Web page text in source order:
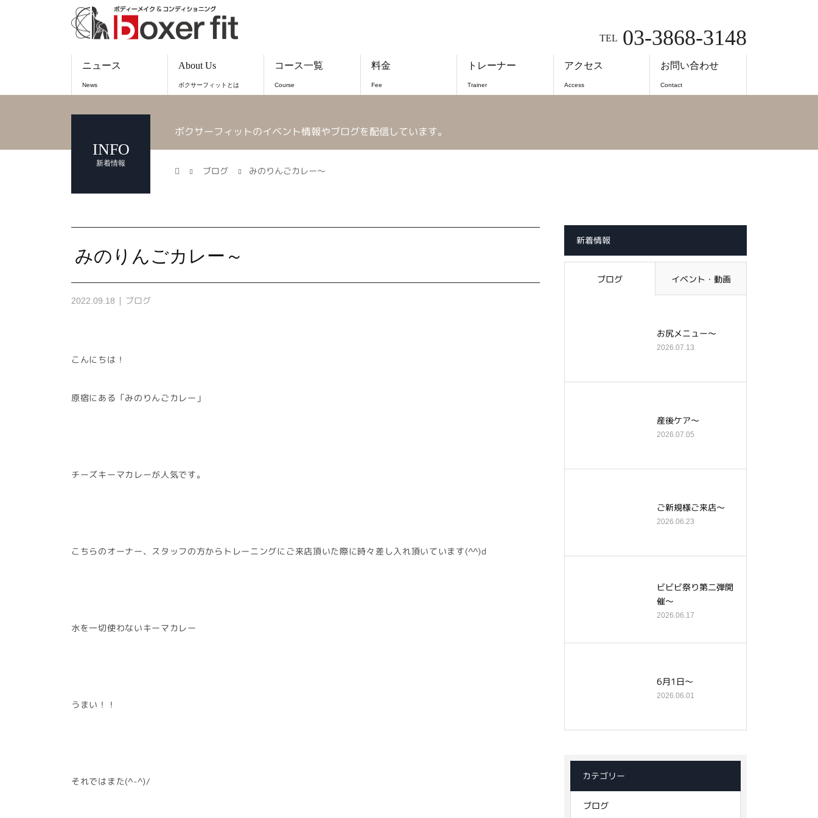
TEL 03-3868-3148
ニュース
News
About Us
ボクサーフィットとは
コース一覧
Course
料金
Fee
トレーナー
Trainer
アクセス
Access
お問い合わせ
Contact
INFO
新着情報
ボクサーフィットのイベント情報やブログを配信しています。
ブログ みのりんごカレー～
みのりんごカレー～
2022.09.18 ブログ
こんにちは！
原宿にある「みのりんごカレー」
チーズキーマカレーが人気です。
こちらのオーナー、スタッフの方からトレーニングにご来店頂いた際に時々差し入れ頂いています(^^)d
水を一切使わないキーマカレー
うまい！！
それではまた(^-^)/
新着情報
ブログ イベント・動画
お尻メニュー～
2026.07.13
産後ケア～
2026.07.05
ご新規様ご来店～
2026.06.23
ビビビ祭り第二弾開
催～
2026.06.17
6月1日～
2026.06.01
カテゴリー
ブログ